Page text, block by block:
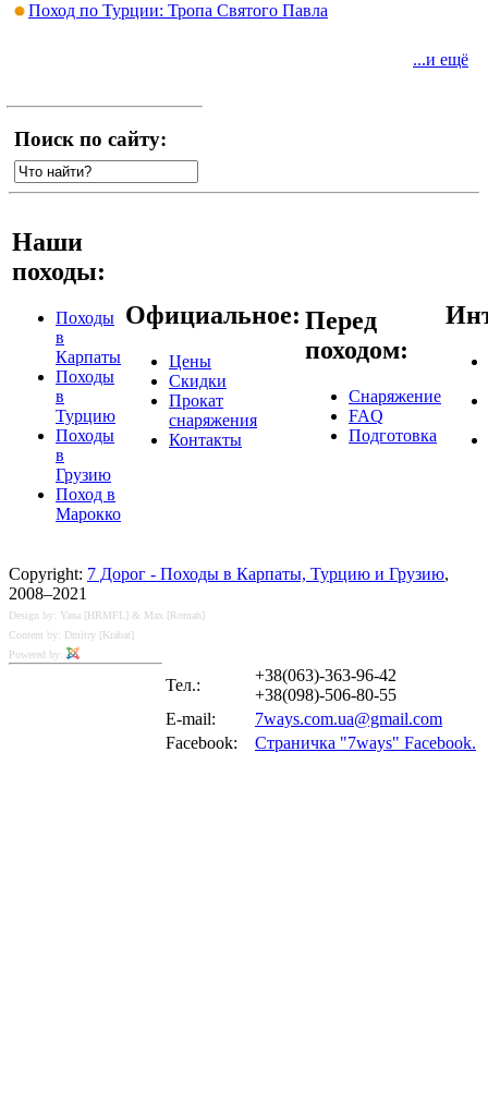
Поход по Турции: Тропа Святого Павла
...и ещё
Поиск по сайту:
Наши
походы:
Походы
в
Карпаты
Походы
в
Турцию
Походы
в
Грузию
Поход в
Марокко
Официальное:
Цены
Скидки
Прокат
снаряжения
Контакты
Перед
походом:
Снаряжение
FAQ
Подготовка
Copyright: 7 Дорог - Походы в Карпаты, Турцию и Грузию,
2008–2021
Design by: Yana [HRMFL] & Max [Romah]
Content by: Dmitry [Krabat]
Powered by:
Тел.:
+38(063)-363-96-42
+38(098)-506-80-55
E-mail:
7ways.com.ua@gmail.com
Facebook:
Страничка "7ways" Facebook.